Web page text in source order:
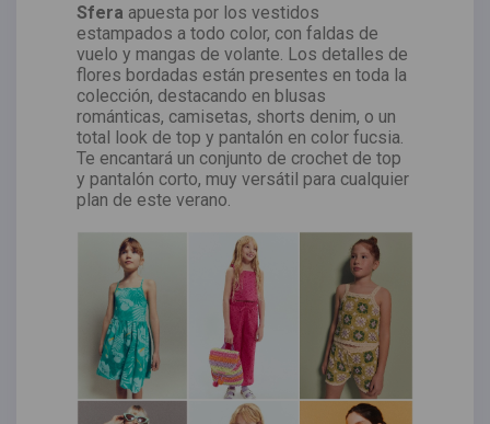
Sfera apuesta por los vestidos
estampados a todo color, con faldas de
vuelo y mangas de volante. Los detalles de
flores bordadas están presentes en toda la
colección, destacando en blusas
románticas, camisetas, shorts denim, o un
total look de top y pantalón en color fucsia.
Te encantará un conjunto de crochet de top
y pantalón corto, muy versátil para cualquier
plan de este verano.